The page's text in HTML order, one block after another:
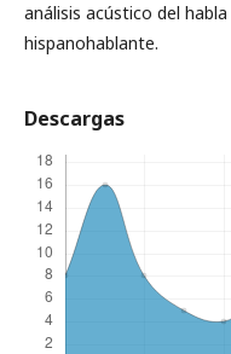
análisis acústico del
hispanohablante.
Descargas